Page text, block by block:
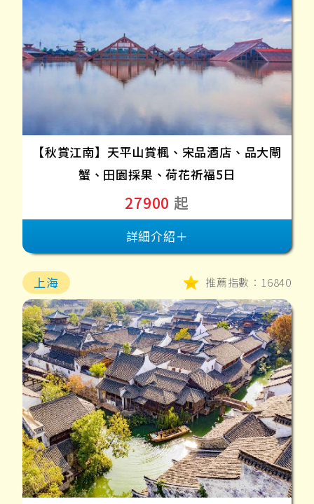
【秋賞江南】天平山賞楓、宋品酒店、品大閘
蟹、田園採果、荷花祈福5日
27900 起
詳細介紹＋
上海 推薦指數：16840